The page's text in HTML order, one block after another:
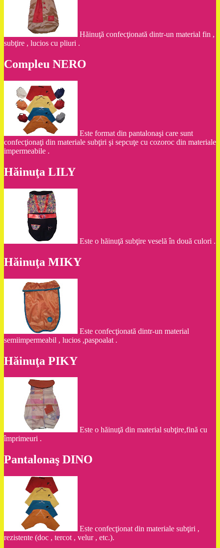
Hăinuţă confecţionată dintr-un material fin ,
subţire , lucios cu pliuri .
Compleu NERO
Este format din pantalonaşi care sunt
confecţionaţi din materiale subţiri şi sepcuţe cu cozoroc din materiale
impermeabile .
Hăinuţa LILY
Este o hăinuţă subţire veselă în două culori .
Hăinuţa MIKY
Este confecţionată dintr-un material
semiimpermeabil , lucios ,paspoalat .
Hăinuţa PIKY
Este o hăinuţă din material subţire,fină cu
împrimeuri .
Pantalonaş DINO
Este confecţionat din materiale subţiri ,
rezistente (doc , tercot , velur , etc.).